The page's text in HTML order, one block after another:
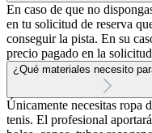
En caso de que no
en tu solicitud de reserva
conseguir la pista. En su
precio pagado en la
¿Qué materiales necesito
Únicamente necesitas ropa
tenis. El profesional